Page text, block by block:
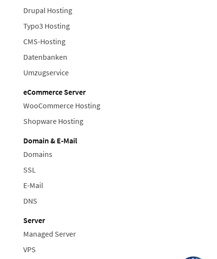
Drupal Hosting
Typo3 Hosting
CMS-Hosting
Datenbanken
Umzugservice
eCommerce Server
WooCommerce Hosting
Shopware Hosting
Domain & E-Mail
Domains
SSL
E-Mail
DNS
Server
Managed Server
VPS